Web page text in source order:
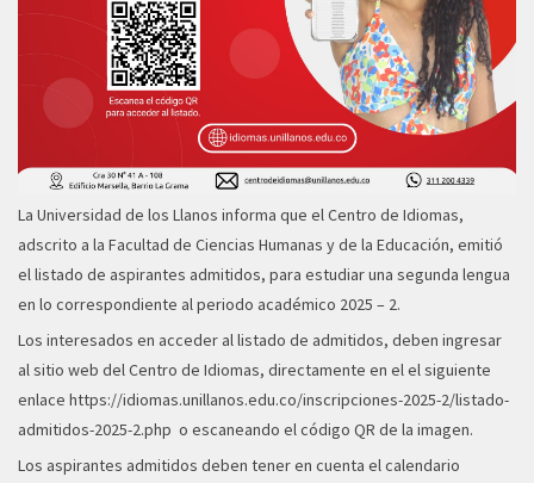
La Universidad de los Llanos informa que el Centro de Idiomas,
adscrito a la Facultad de Ciencias Humanas y de la Educación, emitió
el listado de aspirantes admitidos, para estudiar una segunda lengua
en lo correspondiente al periodo académico 2025 – 2.
Los interesados en acceder al listado de admitidos, deben ingresar
al sitio web del Centro de Idiomas, directamente en el el siguiente
enlace https://idiomas.unillanos.edu.co/inscripciones-2025-2/listado-
admitidos-2025-2.php o escaneando el código QR de la imagen.
Los aspirantes admitidos deben tener en cuenta el calendario